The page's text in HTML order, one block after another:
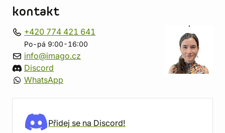
kontakt
+420 774 421 641
Po-pá 9:00-16:00
info@imago.cz
Discord
WhatsApp
Přidej se na Discord!